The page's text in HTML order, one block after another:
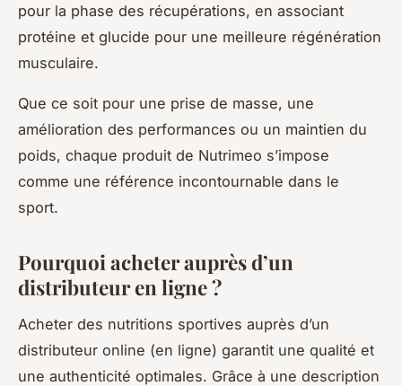
pour la phase des récupérations, en associant
protéine et glucide pour une meilleure régénération
musculaire.
Que ce soit pour une prise de masse, une
amélioration des performances ou un maintien du
poids, chaque produit de Nutrimeo s’impose
comme une référence incontournable dans le
sport.
Pourquoi acheter auprès d’un
distributeur en ligne ?
Acheter des nutritions sportives auprès d’un
distributeur online (en ligne) garantit une qualité et
une authenticité optimales. Grâce à une description